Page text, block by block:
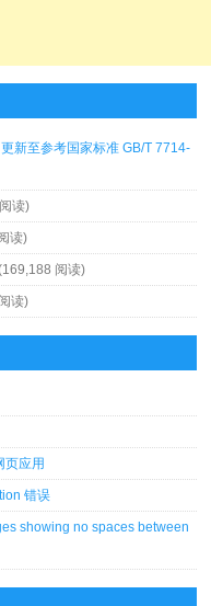
新至参考国家标准 GB/T 7714-
读)
读)
阅读)
读)
页应用
错误
showing no spaces between